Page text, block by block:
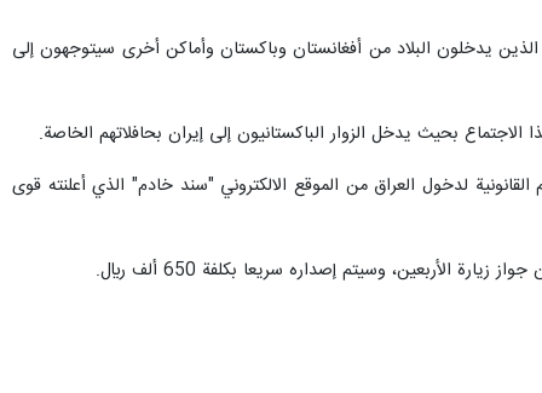
الذين يدخلون البلاد من أفغانستان وباكستان وأماكن أخرى سيتوجهون إلى
بحيث يدخل الزوار الباكستانيون إلى إيران بحافلاتهم الخاصة.
لدخول العراق من الموقع الالكتروني "سند خادم" الذي أعلنته قوى
الأربعين، وسيتم إصداره سريعا بكلفة 650 ألف ريال.